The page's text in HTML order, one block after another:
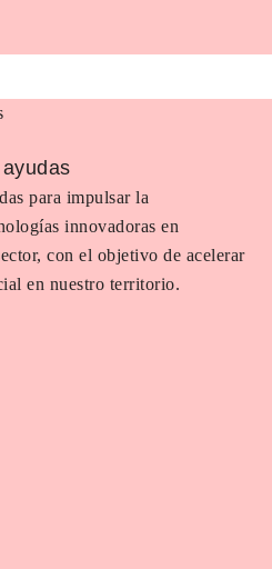
para impulsar la
innovadoras en
con el objetivo de acelerar
en nuestro territorio.